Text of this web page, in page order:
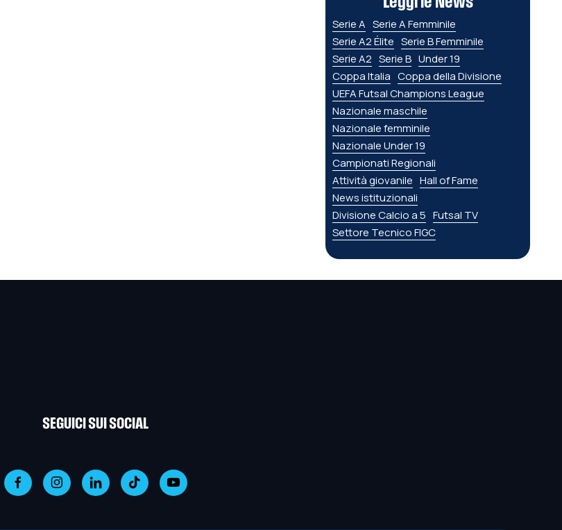
Serie A Serie A Femminile
Serie A2 Élite Serie B Femminile
Serie A2 Serie B Under 19
Coppa Italia Coppa della Divisione
UEFA Futsal Champions League
Nazionale maschile
Nazionale femminile
Nazionale Under 19
Campionati Regionali
Attività giovanile Hall of Fame
News istituzionali
Divisione Calcio a 5 Futsal TV
Settore Tecnico FIGC
SEGUICI SUI SOCIAL